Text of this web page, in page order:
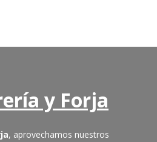
y Forja
, aprovechamos nuestros